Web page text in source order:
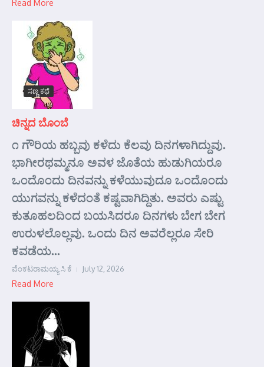
Read More
ಸಣ್ಣ ಕಥೆ
ಚಿನ್ನದ ಬೊಂಬೆ
೧ ಗೌರಿಯ ಹಬ್ಬವು ಕಳೆದು ಕೆಲವು ದಿನಗಳಾಗಿದ್ದುವು.
ಭಾಗೀರಥಮ್ಮನೂ ಅವಳ ಜೊತೆಯ ಹುಡುಗಿಯರೂ
ಒಂದೊಂದು ದಿನವನ್ನು ಕಳೆಯುವುದೂ ಒಂದೊಂದು
ಯುಗವನ್ನು ಕಳೆದಂತೆ ಕಷ್ಟವಾಗಿದ್ದಿತು. ಅವರು ಎಷ್ಟು
ಕುತೂಹಲದಿಂದ ಬಯಸಿದರೂ ದಿನಗಳು ಬೇಗ ಬೇಗ
ಉರುಳಲೊಲ್ಲವು. ಒಂದು ದಿನ ಅವರೆಲ್ಲರೂ ಸೇರಿ
ಕವಡೆಯ...
ವೆಂಕಟರಾಮಯ್ಯ ಸಿ ಕೆ July 12, 2026
Read More